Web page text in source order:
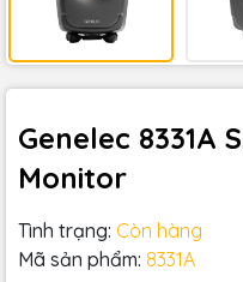
Genelec 8331A
Monitor
Tình trạng: Còn hàng
Mã sản phẩm: 8331A